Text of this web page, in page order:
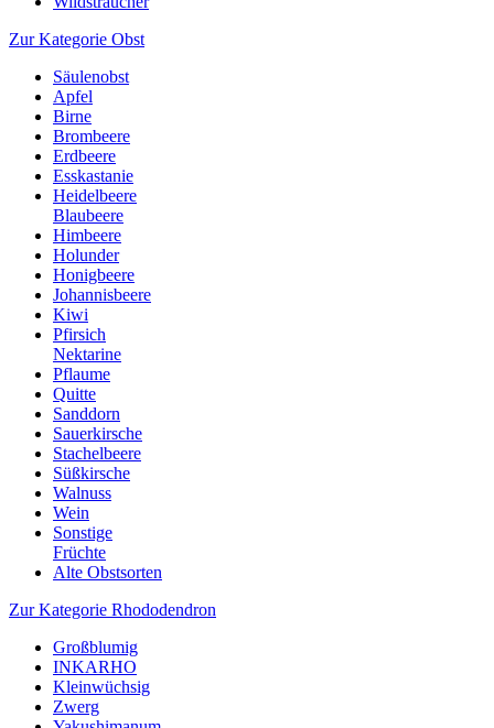
Zur Kategorie Obst
Säulenobst
Apfel
Birne
Brombeere
Erdbeere
Esskastanie
Heidelbeere
Blaubeere
Himbeere
Holunder
Honigbeere
Johannisbeere
Kiwi
Pfirsich
Nektarine
Pflaume
Quitte
Sanddorn
Sauerkirsche
Stachelbeere
Süßkirsche
Walnuss
Wein
Sonstige
Früchte
Alte Obstsorten
Zur Kategorie Rhododendron
Großblumig
INKARHO
Kleinwüchsig
Zwerg